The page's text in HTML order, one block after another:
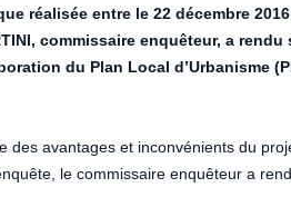
réalisée entre le 22 décembre
commissaire enquêteur, a
du Plan Local d’Urbanisme
des avantages et inconvénients du
le commissaire enquêteur a